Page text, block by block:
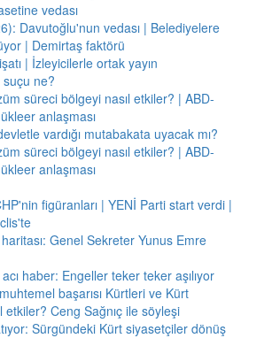
vedası
Davutoğlu'nun vedası | Belediyelere
| Demirtaş faktörü
| İzleyicilerle ortak yayın
suçu ne?
süreci bölgeyi nasıl etkiler? | ABD-
anlaşması
vardığı mutabakata uyacak mı?
süreci bölgeyi nasıl etkiler? | ABD-
anlaşması
figüranları | YENİ Parti start verdi |
Genel Sekreter Yunus Emre
haber: Engeller teker teker aşılıyor
başarısı Kürtleri ve Kürt
etkiler? Ceng Sağnıç ile söyleşi
Sürgündeki Kürt siyasetçiler dönüş